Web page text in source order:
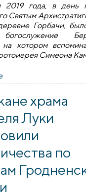
2019 года, в день
Святым
Горбачи,
на котором
Симеона
соборное
храма
Луки
по